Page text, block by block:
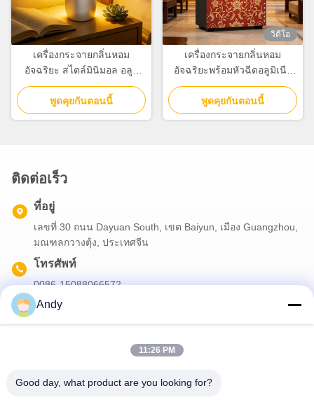
เครื่องกระจายกลิ่นหอม
อัจฉริยะ สไตล์มินิมอล อลูมิ
เนียมอัลลอยด์ พร้อมระบบ
กระจายลมเย็น
พูดคุยกันตอนนี้
วิดีโอ
เครื่องกระจายกลิ่นหอม
อัจฉริยะพร้อมหัวฉีดอลูมิเนีย
มอัลลอยด์แบบแม่เหล็ก
พูดคุยกันตอนนี้
ติดต่อเร็ว
ที่อยู่
เลขที่ 30 ถนน Dayuan South, เขต Baiyun, เมือง Guangzhou,
มณฑลกวางตุ้ง, ประเทศจีน
โทรศัพท์
0086-15088066572
อีเมล
songweihua@mgscent.com
Andy
11:26 PM
Good day, what product are you looking for?